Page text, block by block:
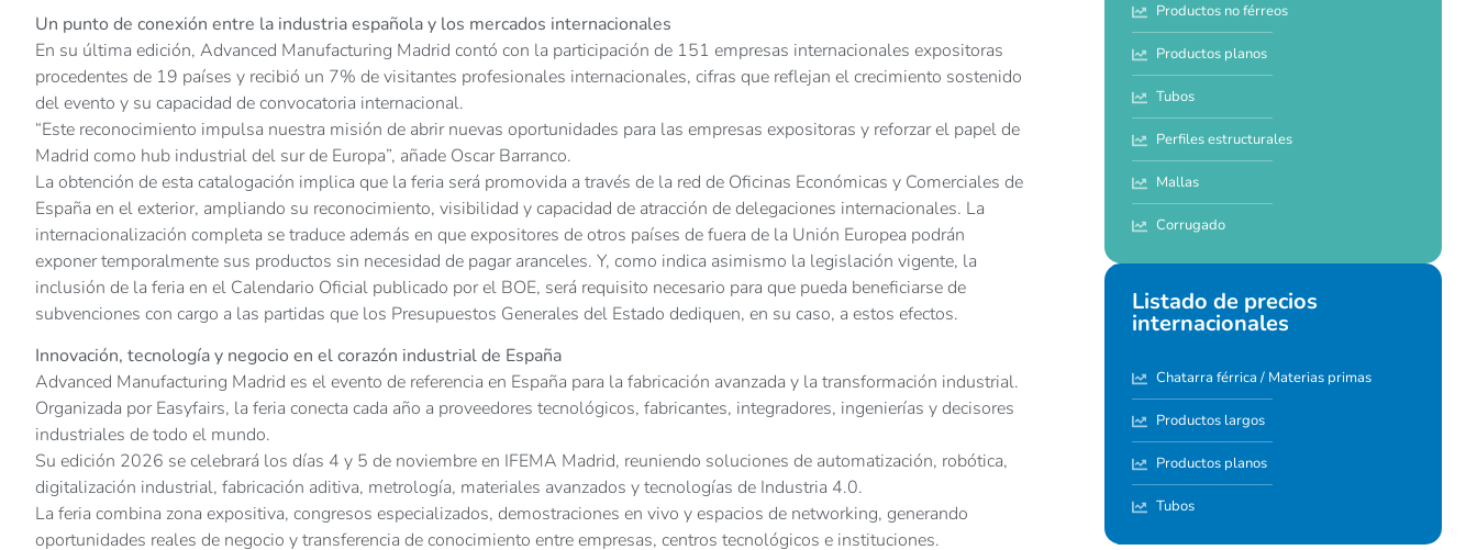
Un punto de conexión entre la industria española y los mercados internacionales
En su última edición, Advanced Manufacturing Madrid contó con la participación de 151 empresas internacionales expositoras
procedentes de 19 países y recibió un 7% de visitantes profesionales internacionales, cifras que reflejan el crecimiento sostenido
del evento y su capacidad de convocatoria internacional.
“Este reconocimiento impulsa nuestra misión de abrir nuevas oportunidades para las empresas expositoras y reforzar el papel de
Madrid como hub industrial del sur de Europa”, añade Oscar Barranco.
La obtención de esta catalogación implica que la feria será promovida a través de la red de Oficinas Económicas y Comerciales de
España en el exterior, ampliando su reconocimiento, visibilidad y capacidad de atracción de delegaciones internacionales. La
internacionalización completa se traduce además en que expositores de otros países de fuera de la Unión Europea podrán
exponer temporalmente sus productos sin necesidad de pagar aranceles. Y, como indica asimismo la legislación vigente, la
inclusión de la feria en el Calendario Oficial publicado por el BOE, será requisito necesario para que pueda beneficiarse de
subvenciones con cargo a las partidas que los Presupuestos Generales del Estado dediquen, en su caso, a estos efectos.
Innovación, tecnología y negocio en el corazón industrial de España
Advanced Manufacturing Madrid es el evento de referencia en España para la fabricación avanzada y la transformación industrial.
Organizada por Easyfairs, la feria conecta cada año a proveedores tecnológicos, fabricantes, integradores, ingenierías y decisores
industriales de todo el mundo.
Su edición 2026 se celebrará los días 4 y 5 de noviembre en IFEMA Madrid, reuniendo soluciones de automatización, robótica,
digitalización industrial, fabricación aditiva, metrología, materiales avanzados y tecnologías de Industria 4.0.
La feria combina zona expositiva, congresos especializados, demostraciones en vivo y espacios de networking, generando
oportunidades reales de negocio y transferencia de conocimiento entre empresas, centros tecnológicos e instituciones.
Productos no férreos
Productos planos
Tubos
Perfiles estructurales
Mallas
Corrugado
Listado de precios
internacionales
Chatarra férrica / Materias primas
Productos largos
Productos planos
Tubos